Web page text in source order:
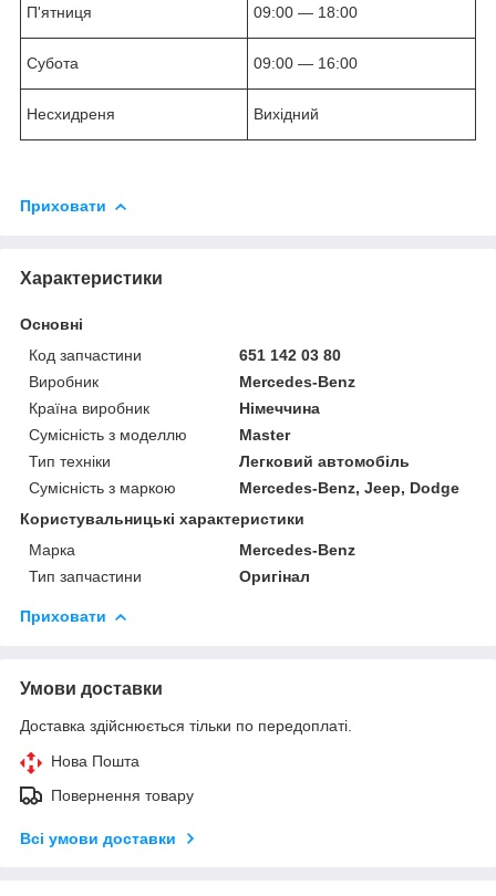
П'ятниця 09:00 — 18:00
Субота 09:00 — 16:00
Несхидреня Вихідний
Приховати
Характеристики
Основні
Код запчастини
651 142 03 80
Виробник
Mercedes-Benz
Країна виробник
Німеччина
Сумісність з моделлю
Master
Тип техніки
Легковий автомобіль
Сумісність з маркою
Mercedes-Benz, Jeep, Dodge
Користувальницькі характеристики
Марка
Mercedes-Benz
Тип запчастини
Оригінал
Приховати
Умови доставки
Доставка здійснюється тільки по передоплаті.
Нова Пошта
Повернення товару
Всі умови доставки